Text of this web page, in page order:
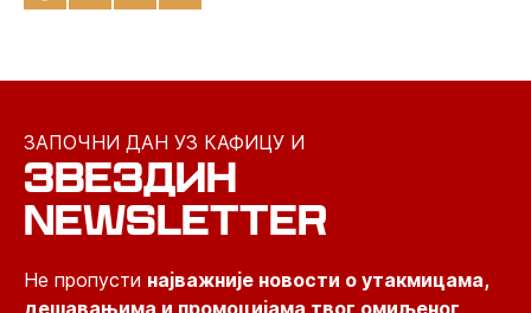
ЗАПОЧНИ ДАН УЗ КАФИЦУ И
ЗВЕЗДИН
NEWSLETTER
Не пропусти најважније новости о утакмицама,